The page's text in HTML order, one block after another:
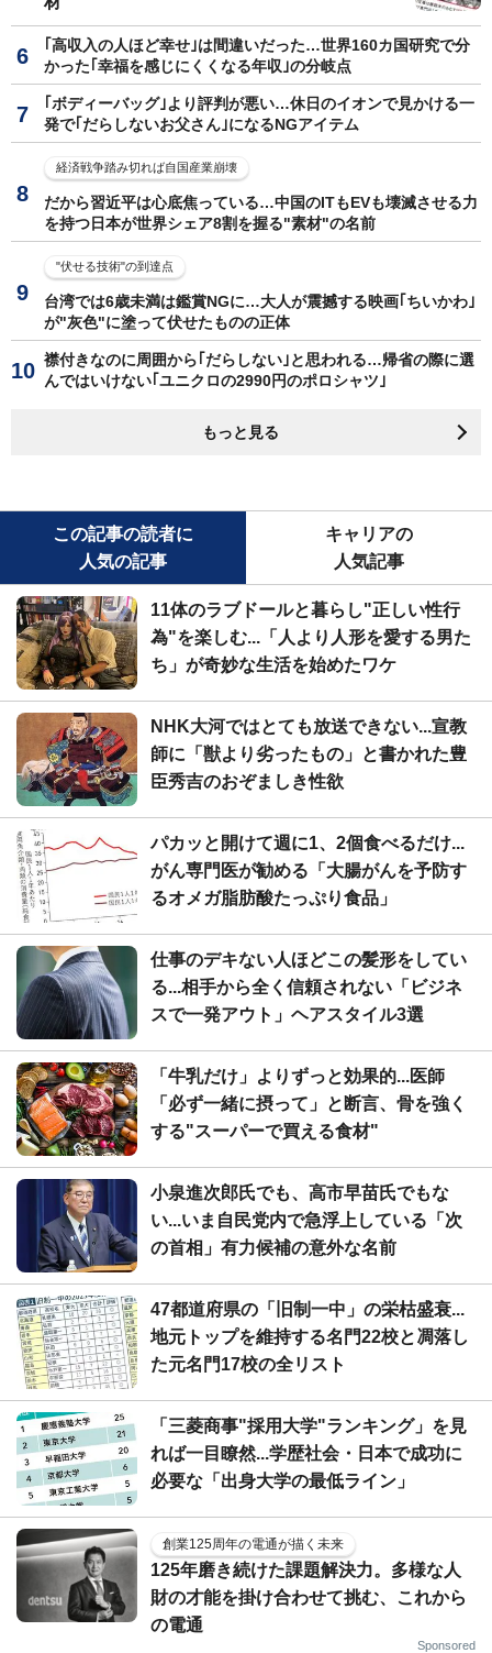
｢高収入の人ほど幸せ｣は間違いだった…世界160カ国研究で分
かった｢幸福を感じにくくなる年収｣の分岐点
｢ボディーバッグ｣より評判が悪い…休日のイオンで見かける一
発で｢だらしないお父さん｣になるNGアイテム
経済戦争踏み切れば自国産業崩壊
だから習近平は心底焦っている…中国のITもEVも壊滅させる力
を持つ日本が世界シェア8割を握る"素材"の名前
"伏せる技術"の到達点
台湾では6歳未満は鑑賞NGに…大人が震撼する映画｢ちいかわ｣
が"灰色"に塗って伏せたものの正体
襟付きなのに周囲から｢だらしない｣と思われる…帰省の際に選
んではいけない｢ユニクロの2990円のポロシャツ｣
もっと見る
この記事の読者に
人気の記事
キャリアの
人気記事
11体のラブドールと暮らし"正しい性行
為"を楽しむ...「人より人形を愛する男た
ち」が奇妙な生活を始めたワケ
NHK大河ではとても放送できない...宣教
師に「獣より劣ったもの」と書かれた豊
臣秀吉のおぞましき性欲
パカッと開けて週に1、2個食べるだけ...
がん専門医が勧める「大腸がんを予防す
るオメガ脂肪酸たっぷり食品」
仕事のデキない人ほどこの髪形をしてい
る...相手から全く信頼されない「ビジネ
スで一発アウト」ヘアスタイル3選
「牛乳だけ」よりずっと効果的...医師
「必ず一緒に摂って」と断言、骨を強く
する"スーパーで買える食材"
小泉進次郎氏でも、高市早苗氏でもな
い...いま自民党内で急浮上している「次
の首相」有力候補の意外な名前
47都道府県の「旧制一中」の栄枯盛衰...
地元トップを維持する名門22校と凋落し
た元名門17校の全リスト
「三菱商事"採用大学"ランキング」を見
れば一目瞭然...学歴社会・日本で成功に
必要な「出身大学の最低ライン」
創業125周年の電通が描く未来
125年磨き続けた課題解決力。多様な人
財の才能を掛け合わせて挑む、これから
の電通
Sponsored